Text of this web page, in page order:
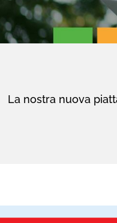
La nostra nuova